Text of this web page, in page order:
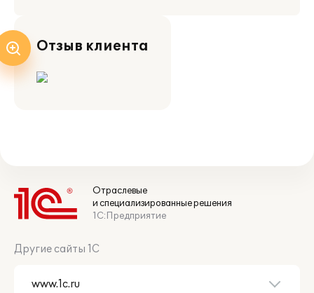
Отзыв клиента
Отраслевые
и специализированные решения
1С:Предприятие
Другие сайты 1С